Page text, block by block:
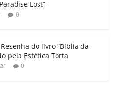
Lost”
0
do livro “Bíblia da
pela Estética Torta
0